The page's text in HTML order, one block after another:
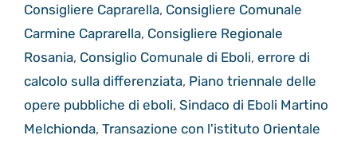
Consigliere Caprarella, Consigliere Comunale
Carmine Caprarella, Consigliere Regionale
Rosania, Consiglio Comunale di Eboli, errore di
calcolo sulla differenziata, Piano triennale delle
opere pubbliche di eboli, Sindaco di Eboli Martino
Melchionda, Transazione con l'istituto Orientale